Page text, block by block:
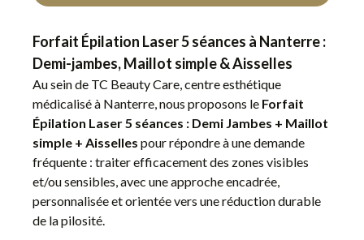
Forfait Épilation Laser 5 séances à Nanterre :
Demi-jambes, Maillot simple & Aisselles
Au sein de TC Beauty Care, centre esthétique
médicalisé à Nanterre, nous proposons le Forfait
Épilation Laser 5 séances : Demi Jambes + Maillot
simple + Aisselles pour répondre à une demande
fréquente : traiter efficacement des zones visibles
et/ou sensibles, avec une approche encadrée,
personnalisée et orientée vers une réduction durable
de la pilosité.